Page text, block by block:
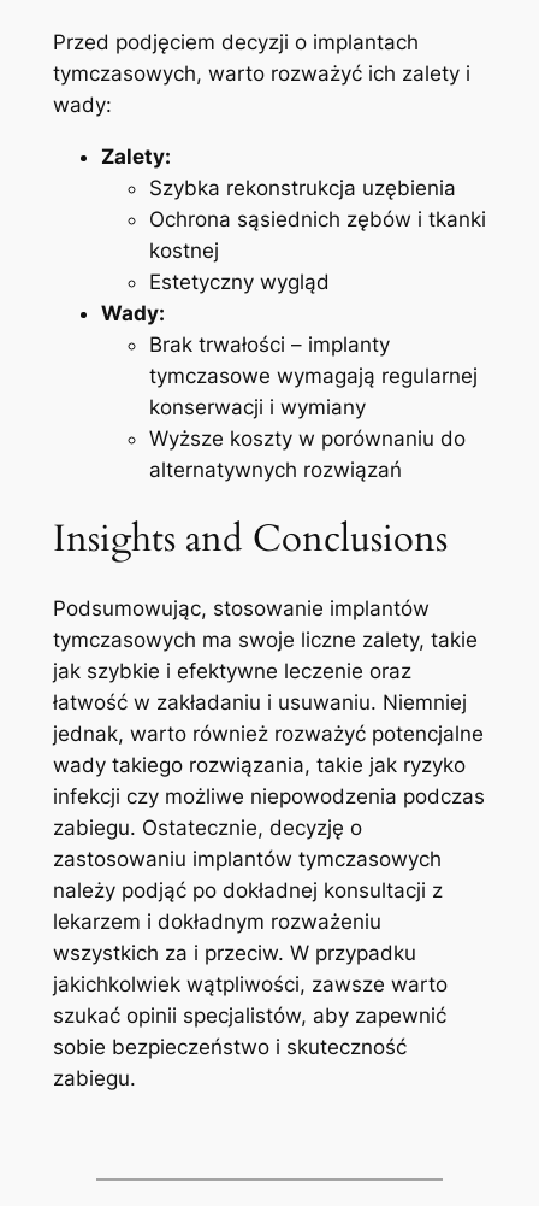
Przed⁤ podjęciem ‌decyzji o implantach⁣
tymczasowych, warto rozważyć ich⁣ zalety i
wady:
Zalety:
Szybka rekonstrukcja‍ uzębienia
Ochrona sąsiednich zębów⁤ i tkanki
kostnej
Estetyczny ​wygląd
Wady:
Brak trwałości – implanty
tymczasowe wymagają regularnej
konserwacji i wymiany
Wyższe koszty w porównaniu do‌
alternatywnych rozwiązań
Insights and​ Conclusions
Podsumowując, ⁢stosowanie implantów
tymczasowych ma ‌swoje liczne zalety, takie
jak ⁤szybkie‍ i efektywne ⁤leczenie oraz
łatwość w zakładaniu i usuwaniu.‍ Niemniej
jednak, warto ‌również​ rozważyć potencjalne
wady takiego rozwiązania, takie‌ jak ryzyko
infekcji czy​ możliwe niepowodzenia podczas
zabiegu. Ostatecznie, decyzję ‌o
zastosowaniu implantów tymczasowych
⁤należy podjąć po dokładnej konsultacji z⁤
lekarzem i ‍dokładnym rozważeniu⁣
wszystkich⁤ za i przeciw. W⁤ przypadku
⁤jakichkolwiek‌ wątpliwości, zawsze warto
‍szukać ‍opinii specjalistów, aby zapewnić
sobie⁢ bezpieczeństwo ‍i skuteczność
‌zabiegu.